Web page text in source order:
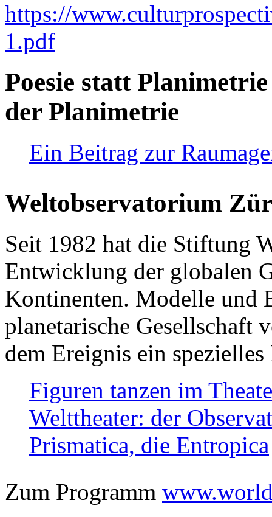
https://
1.pdf
Poesie statt
der Planimetrie
Ein Beitrag zur
Weltobservatorium
Seit 1982 hat die Stiftung
Entwicklung der globalen
Kontinenten. Modelle und
planetarische Gesellschaft
dem Ereignis ein
Figuren tanzen im
Welttheater: der
Prismatica, die Entropica
Zum Programm